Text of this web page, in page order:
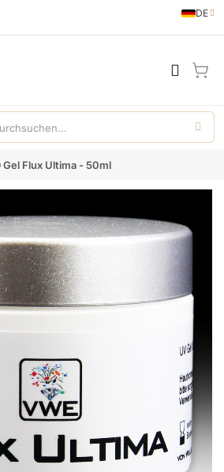
Sprache
DE
German
anzeigen
Gel Flux Ultima - 50ml